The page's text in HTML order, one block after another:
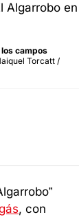
campos
Torcatt /
, con